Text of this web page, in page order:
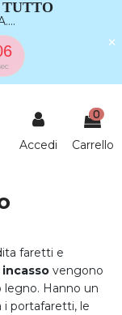
TUTTO
×
Accedi
0
Carrello
faretti e
vengono
Hanno un
i portafaretti, le